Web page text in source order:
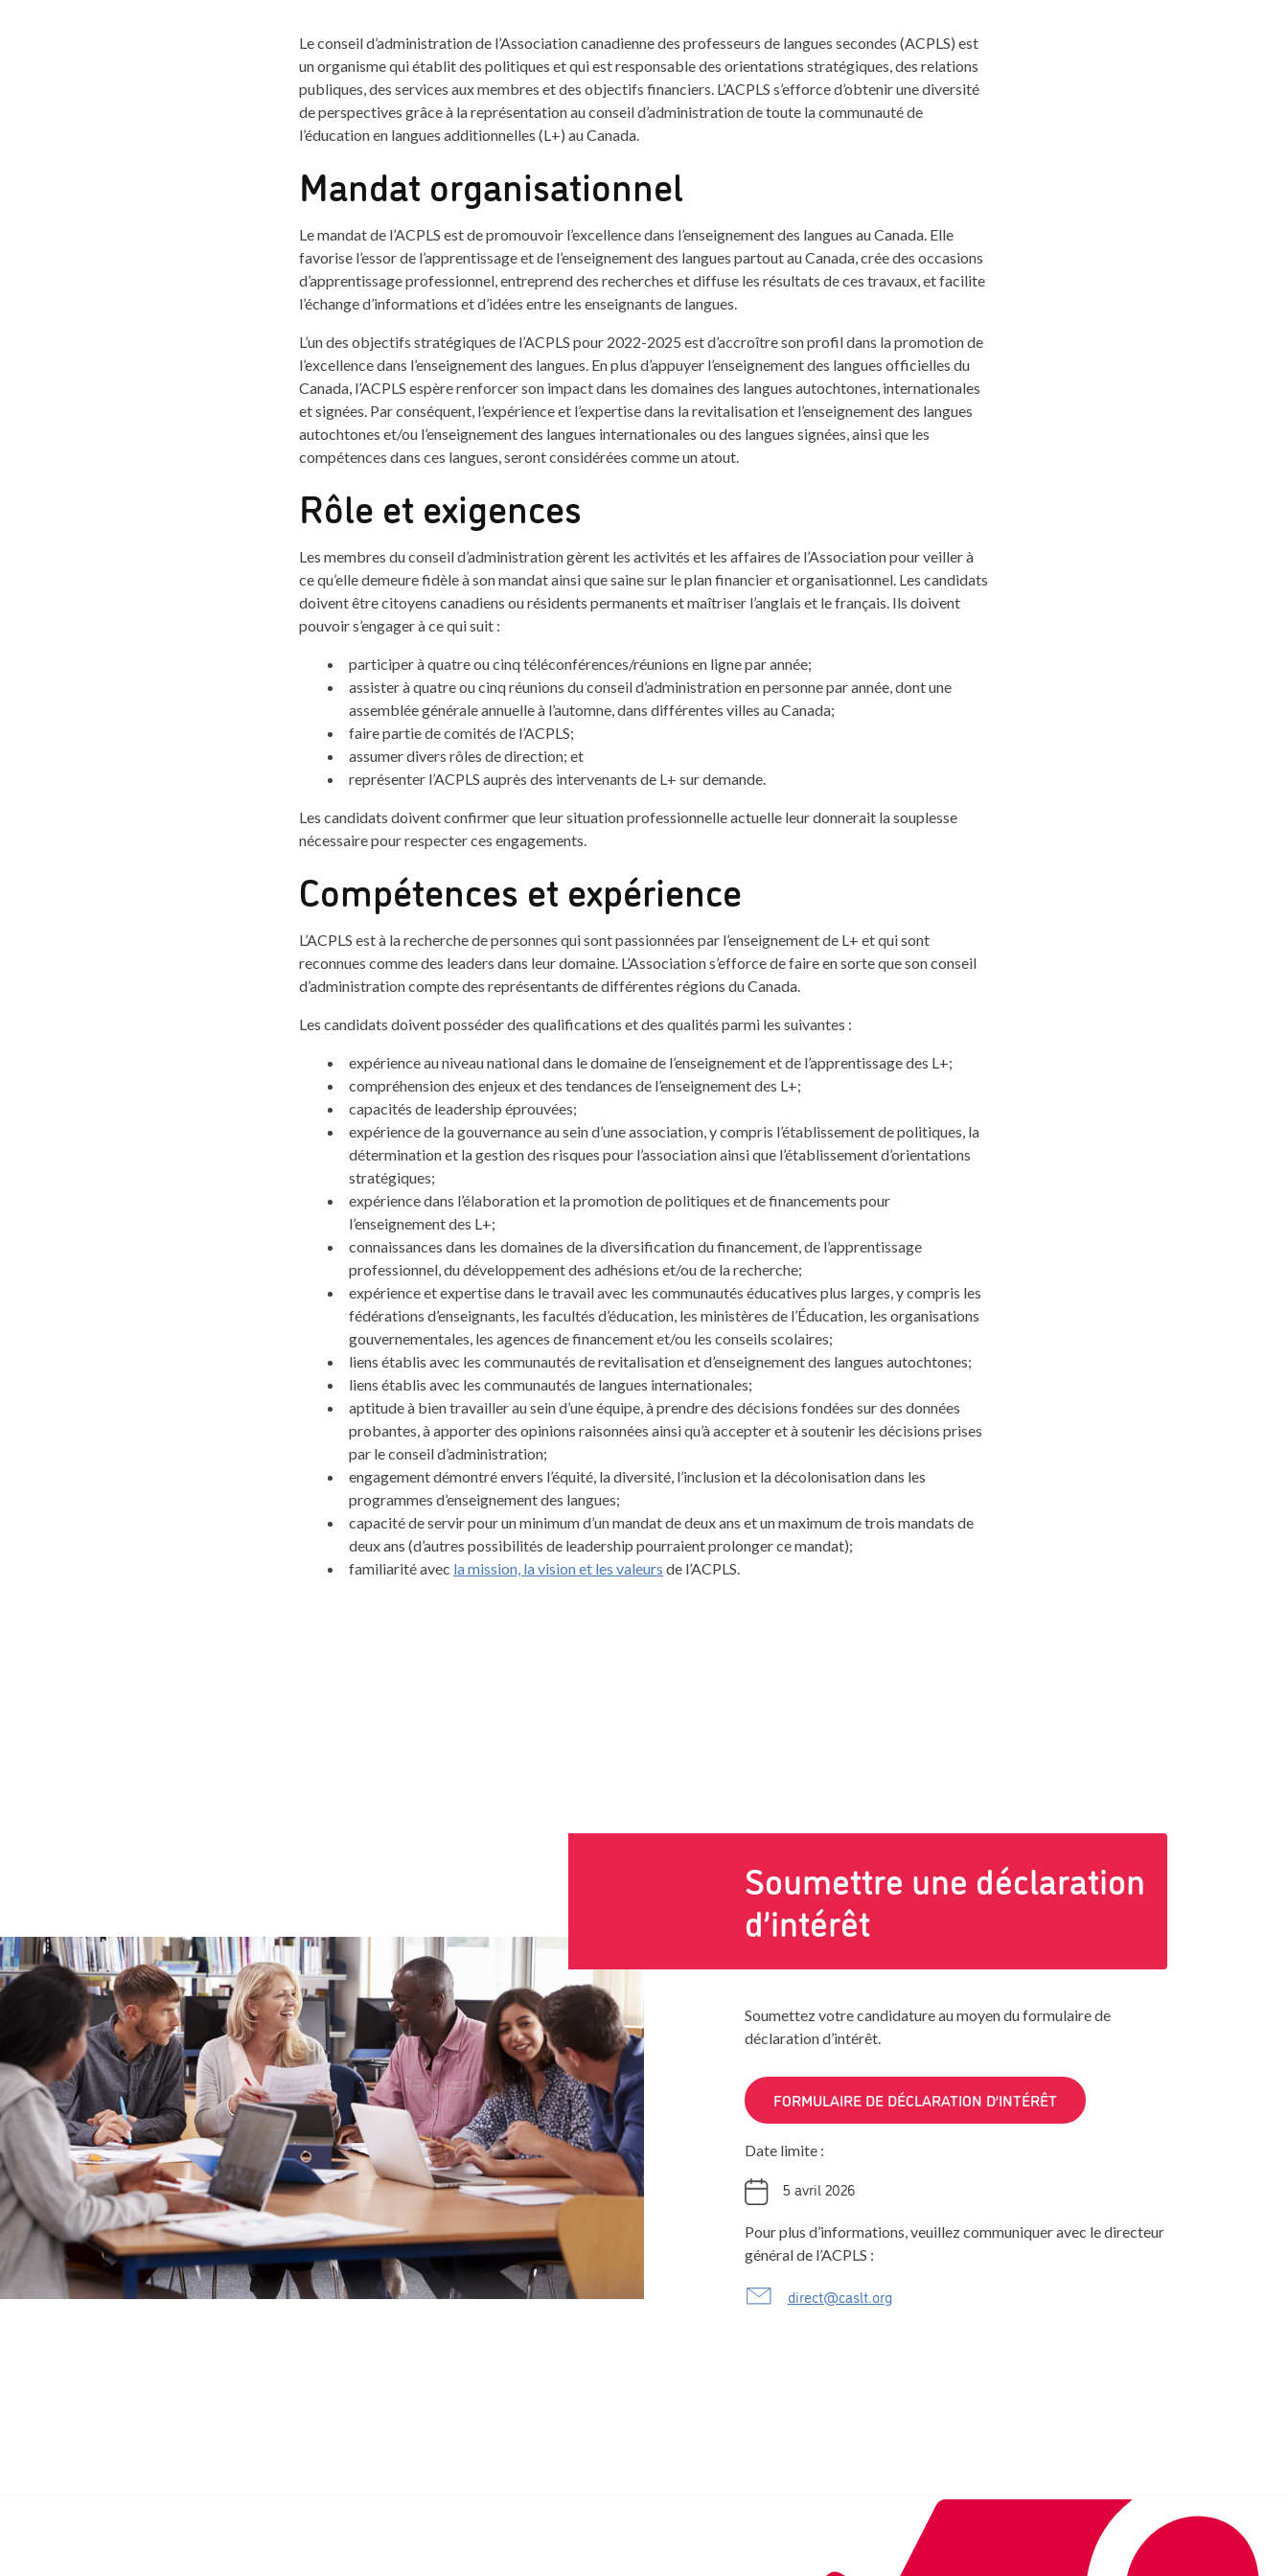
Le conseil d’administration de l’Association canadienne des professeurs de langues secondes (ACPLS) est
un organisme qui établit des politiques et qui est responsable des orientations stratégiques, des relations
publiques, des services aux membres et des objectifs financiers. L’ACPLS s’efforce d’obtenir une diversité
de perspectives grâce à la représentation au conseil d’administration de toute la communauté de
l’éducation en langues additionnelles (L+) au Canada.
Mandat organisationnel
Le mandat de l’ACPLS est de promouvoir l’excellence dans l’enseignement des langues au Canada. Elle
favorise l’essor de l’apprentissage et de l’enseignement des langues partout au Canada, crée des occasions
d’apprentissage professionnel, entreprend des recherches et diffuse les résultats de ces travaux, et facilite
l’échange d’informations et d’idées entre les enseignants de langues.
L’un des objectifs stratégiques de l’ACPLS pour 2022-2025 est d’accroître son profil dans la promotion de
l’excellence dans l’enseignement des langues. En plus d’appuyer l’enseignement des langues officielles du
Canada, l’ACPLS espère renforcer son impact dans les domaines des langues autochtones, internationales
et signées. Par conséquent, l’expérience et l’expertise dans la revitalisation et l’enseignement des langues
autochtones et/ou l’enseignement des langues internationales ou des langues signées, ainsi que les
compétences dans ces langues, seront considérées comme un atout.
Rôle et exigences
Les membres du conseil d’administration gèrent les activités et les affaires de l’Association pour veiller à
ce qu’elle demeure fidèle à son mandat ainsi que saine sur le plan financier et organisationnel. Les candidats
doivent être citoyens canadiens ou résidents permanents et maîtriser l’anglais et le français. Ils doivent
pouvoir s’engager à ce qui suit :
participer à quatre ou cinq téléconférences/réunions en ligne par année;
assister à quatre ou cinq réunions du conseil d’administration en personne par année, dont une
assemblée générale annuelle à l’automne, dans différentes villes au Canada;
faire partie de comités de l’ACPLS;
assumer divers rôles de direction; et
représenter l’ACPLS auprès des intervenants de L+ sur demande.
Les candidats doivent confirmer que leur situation professionnelle actuelle leur donnerait la souplesse
nécessaire pour respecter ces engagements.
Compétences et expérience
L’ACPLS est à la recherche de personnes qui sont passionnées par l’enseignement de L+ et qui sont
reconnues comme des leaders dans leur domaine. L’Association s’efforce de faire en sorte que son conseil
d’administration compte des représentants de différentes régions du Canada.
Les candidats doivent posséder des qualifications et des qualités parmi les suivantes :
expérience au niveau national dans le domaine de l’enseignement et de l’apprentissage des L+;
compréhension des enjeux et des tendances de l’enseignement des L+;
capacités de leadership éprouvées;
expérience de la gouvernance au sein d’une association, y compris l’établissement de politiques, la
détermination et la gestion des risques pour l’association ainsi que l’établissement d’orientations
stratégiques;
expérience dans l’élaboration et la promotion de politiques et de financements pour
l’enseignement des L+;
connaissances dans les domaines de la diversification du financement, de l’apprentissage
professionnel, du développement des adhésions et/ou de la recherche;
expérience et expertise dans le travail avec les communautés éducatives plus larges, y compris les
fédérations d’enseignants, les facultés d’éducation, les ministères de l’Éducation, les organisations
gouvernementales, les agences de financement et/ou les conseils scolaires;
liens établis avec les communautés de revitalisation et d’enseignement des langues autochtones;
liens établis avec les communautés de langues internationales;
aptitude à bien travailler au sein d’une équipe, à prendre des décisions fondées sur des données
probantes, à apporter des opinions raisonnées ainsi qu’à accepter et à soutenir les décisions prises
par le conseil d’administration;
engagement démontré envers l’équité, la diversité, l’inclusion et la décolonisation dans les
programmes d’enseignement des langues;
capacité de servir pour un minimum d’un mandat de deux ans et un maximum de trois mandats de
deux ans (d’autres possibilités de leadership pourraient prolonger ce mandat);
familiarité avec la mission, la vision et les valeurs de l’ACPLS.
Soumettre une déclaration
d’intérêt
Soumettez votre candidature au moyen du formulaire de
déclaration d’intérêt.
FORMULAIRE DE DÉCLARATION D’INTÉRÊT
Date limite :
5 avril 2026
Pour plus d’informations, veuillez communiquer avec le directeur
général de l’ACPLS :
direct@caslt.org